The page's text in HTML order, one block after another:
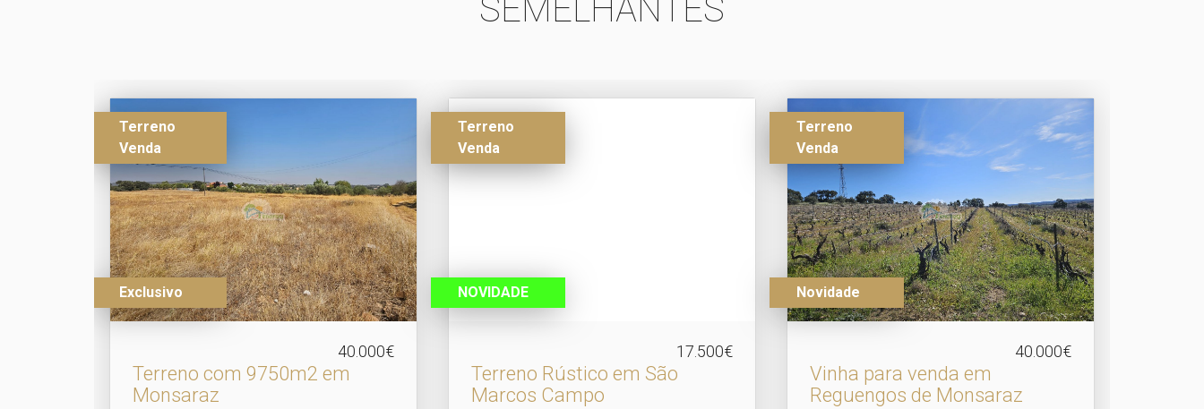
SEMELHANTES
Terreno
Venda
Exclusivo
40.000€
Terreno com 9750m2 em
Monsaraz
Terreno
Venda
NOVIDADE
17.500€
Terreno Rústico em São
Marcos Campo
Terreno
Venda
Novidade
40.000€
Vinha para venda em
Reguengos de Monsaraz